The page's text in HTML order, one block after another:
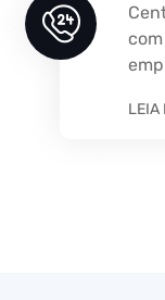
LEIA